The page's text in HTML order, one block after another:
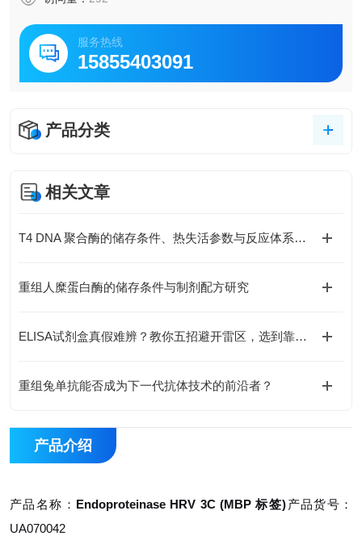
服务热线
15855403091
产品分类
相关文章
T4 DNA 聚合酶的储存条件、热失活参数与反应体系优化
重组人糜蛋白酶的储存条件与制剂配方研究
ELISA试剂盒真假难辨？教你五招避开雷区，选到靠谱货
重组兔单抗能否成为下一代抗体技术的前沿者？
产品介绍
产品名称： Endoproteinase HRV 3C (MBP 标签)产品货号：
UA070042